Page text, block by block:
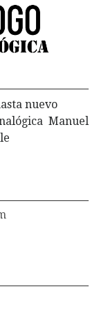
nuevo
Manuel
- Chile